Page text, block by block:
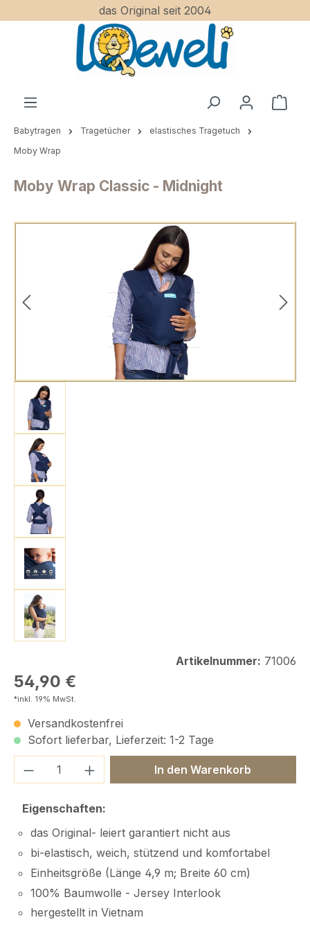
Zum Hauptinhalt springendas Original seit 2004
Babytragen Tragetücher
elastisches Tragetuch
Moby Wrap
Moby Wrap Classic - Midnight
Artikelnummer: 71006
Regulärer Preis:
54,90 €
*inkl. 19% MwSt.
Versandkostenfrei
Sofort lieferbar, Lieferzeit: 1-2 Tage
Produkt Anzahl: Gib denIn den Warenkorb
Eigenschaften:
das Original- leiert garantiert nicht aus
bi-elastisch, weich, stützend und komfortabel
Einheitsgröße (Länge 4,9 m; Breite 60 cm)
100% Baumwolle - Jersey Interlook
hergestellt in Vietnam